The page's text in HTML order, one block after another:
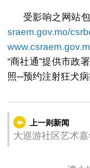
受影响之网站
sraem.gov.mo/
“商社通”提供市政
照─预约注射狂犬病
上一则新闻
大巡游社区艺术